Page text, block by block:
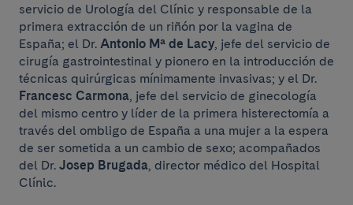
servicio de Urología del Clínic y responsable de la
primera extracción de un riñón por la vagina de
España; el Dr. Antonio Mª de Lacy, jefe del servicio de
cirugía gastrointestinal y pionero en la introducción de
técnicas quirúrgicas mínimamente invasivas; y el Dr.
Francesc Carmona , jefe del servicio de ginecología
del mismo centro y líder de la primera histerectomía a
través del ombligo de España a una mujer a la espera
de ser sometida a un cambio de sexo; acompañados
del Dr. Josep Brugada , director médico del Hospital
Clínic.